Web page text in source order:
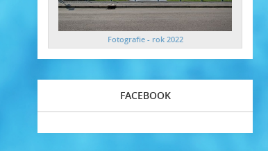
Fotografie - rok 2022
FACEBOOK